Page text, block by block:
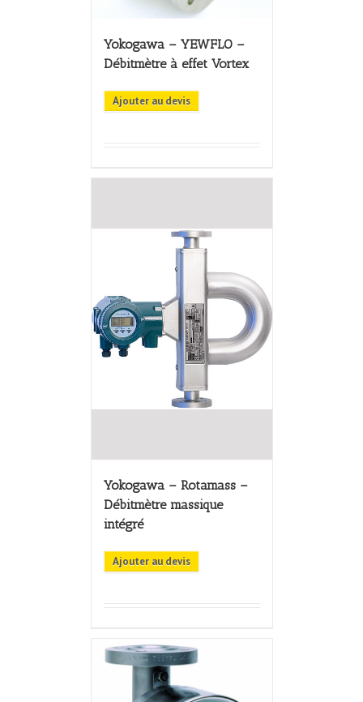
Yokogawa – YEWFLO –
Débitmètre à effet Vortex
Ajouter au devis
Yokogawa – Rotamass –
Débitmètre massique
intégré
Ajouter au devis